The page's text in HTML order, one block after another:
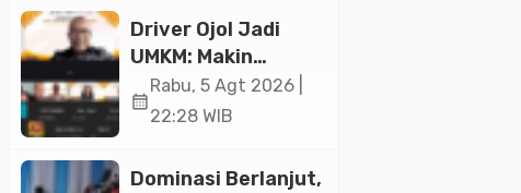
Driver Ojol Jadi
UMKM: Makin
Sejahtera atau
Merana? Ini
Paramadina
calendar_month
Rabu, 5 Agt 2026 |
22:28 WIB
Dominasi Berlanjut,